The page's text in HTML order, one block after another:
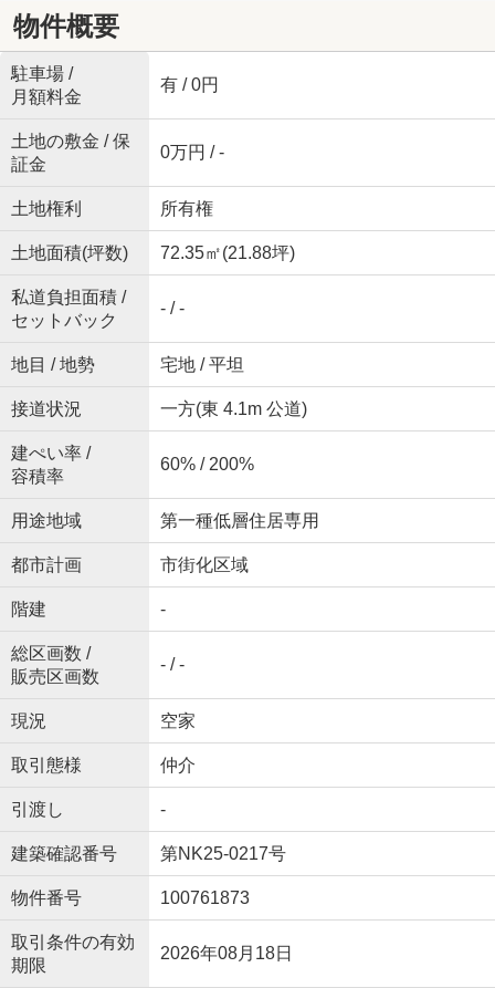
物件概要
駐車場 /
月額料金
有 / 0円
土地の敷金 / 保
証金
0万円 / -
土地権利 所有権
土地面積(坪数) 72.35㎡(21.88坪)
私道負担面積 /
セットバック
- / -
地目 / 地勢 宅地 / 平坦
接道状況 一方(東 4.1m 公道)
建ぺい率 /
容積率
60% / 200%
用途地域 第一種低層住居専用
都市計画 市街化区域
階建 -
総区画数 /
販売区画数
- / -
現況 空家
取引態様 仲介
引渡し -
建築確認番号 第NK25-0217号
物件番号 100761873
取引条件の有効
期限
2026年08月18日